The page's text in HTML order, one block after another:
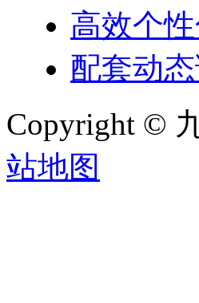
高效个
配套动
Copyright ©
站地图